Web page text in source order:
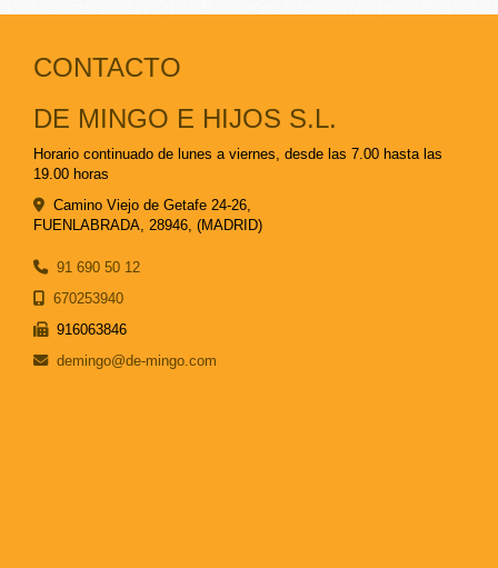
CONTACTO
DE MINGO E HIJOS S.L.
Horario continuado de lunes a viernes, desde las 7.00 hasta las
19.00 horas
Camino Viejo de Getafe 24-26,
FUENLABRADA 28946 (MADRID)
91 690 50 12
670253940
916063846
demingo
de-mingo.com